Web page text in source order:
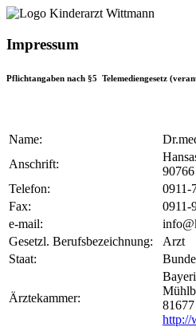
Impressum
Pflichtangaben nach §5 Telemediengesetz
Name:
Anschrift:
Telefon:
0911-
Fax:
0911-
e-mail:
Gesetzl. Berufsbezeichnung:
Arzt
Staat:
Ärztekammer:
http://